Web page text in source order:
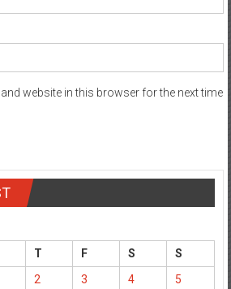
website in this browser for the next time
T F S
S
2 3 4 5